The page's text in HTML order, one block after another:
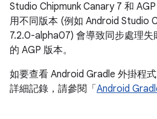
Studio Chipmunk Canary 7 和
用不同版本 (例如 Android Studio
7.2.0-alpha07) 會導致同步處理
的 AGP 版本。
如要查看 Android Gradle 外掛程
詳細記錄，請參閱「 Android